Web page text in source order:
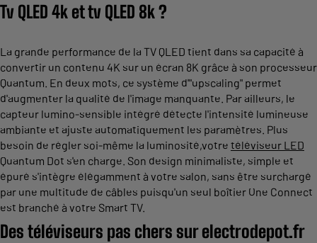
Tv QLED 4k et tv QLED 8k ?
La grande performance de la TV QLED tient dans sa capacité à
convertir un contenu 4K sur un écran 8K grâce à son processeur
Quantum. En deux mots, ce système d'"upscaling" permet
d'augmenter la qualité de l'image manquante. Par ailleurs, le
capteur lumino-sensible intégré détecte l'intensité lumineuse
ambiante et ajuste automatiquement les paramètres. Plus
besoin de régler soi-même la luminosité,votre téléviseur LED
Quantum Dot s'en charge. Son design minimaliste, simple et
épuré s'intègre élégamment à votre salon, sans être surchargé
par une multitude de câbles puisqu'un seul boîtier One Connect
est branché à votre Smart TV.
Des téléviseurs pas chers sur electrodepot.fr